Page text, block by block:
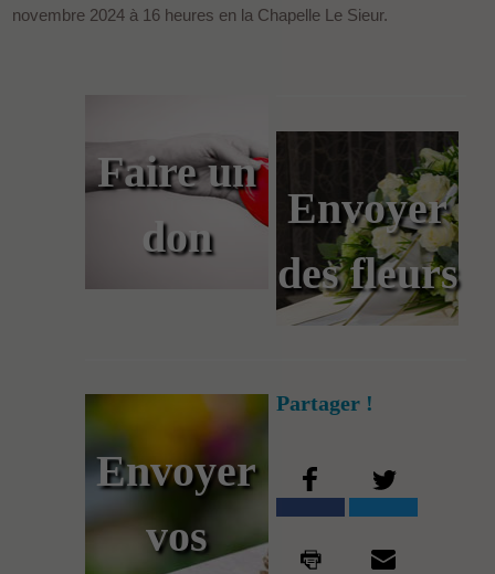
novembre 2024 à 16 heures en la Chapelle Le Sieur.
Faire un
don
Envoyer
des fleurs
Envoyer
vos
Partager !